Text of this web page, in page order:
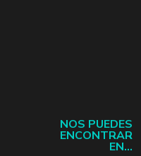
NOS PUEDES
ENCONTRAR
EN...